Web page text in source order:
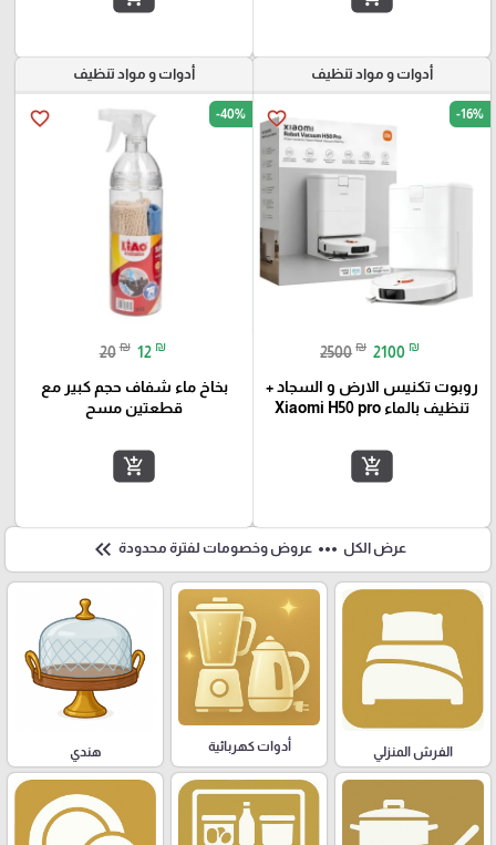
أدوات و مواد تنظيف
favorite_border -16%
2500 ₪ 2100 ₪
روبوت تكنيس الارض و السجاد +
تنظيف بالماء Xiaomi H50 pro
add_shopping_cart
أدوات و مواد تنظيف
favorite_border -40%
20 ₪ 12 ₪
بخاخ ماء شفاف حجم كبير مع
قطعتين مسح
add_shopping_cart
عرض الكل more_horiz عروض وخصومات لفترة محدودة keyboard_double_arrow_left
الفرش المنزلي أدوات كهربائية هندي